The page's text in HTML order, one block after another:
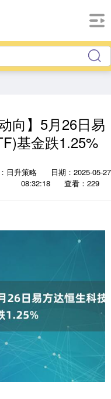
向】5月26日易
基金跌1.25%
日升策略
日期：2025-05-27
08:32:18
查看：229